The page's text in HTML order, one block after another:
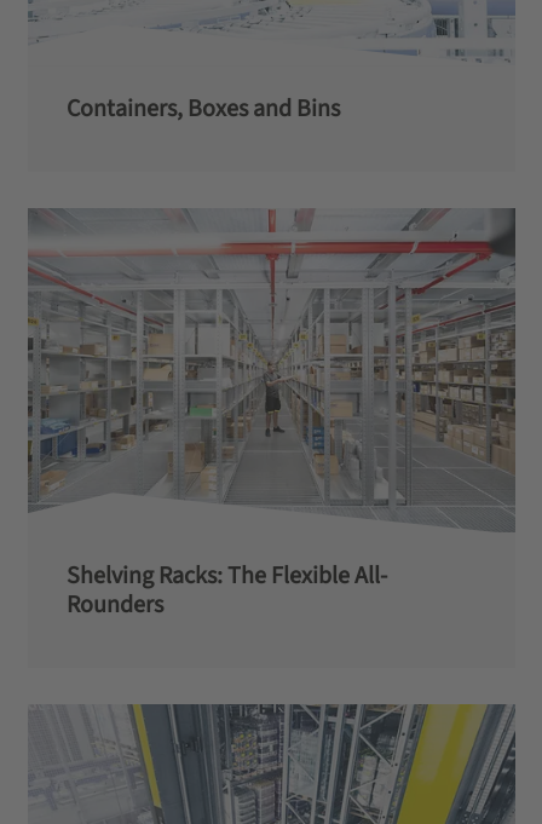
Containers, Boxes and Bins
Shelving Racks: The Flexible All-
Rounders